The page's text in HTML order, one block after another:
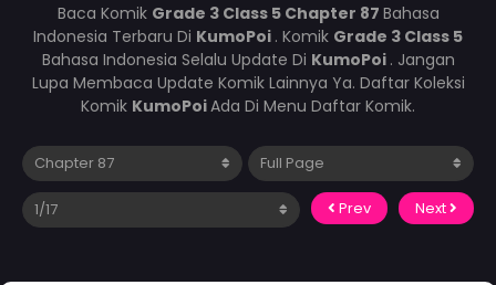
Baca Komik Grade 3 Class 5 Chapter 87 Bahasa
Indonesia Terbaru Di KumoPoi . Komik Grade 3 Class 5
Bahasa Indonesia Selalu Update Di KumoPoi . Jangan
Lupa Membaca Update Komik Lainnya Ya. Daftar Koleksi
Komik KumoPoiAda Di Menu Daftar Komik.
Prev Next